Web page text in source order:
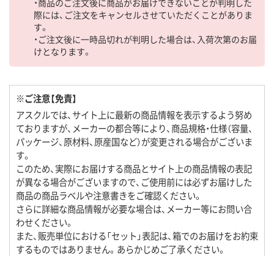
際には、ご注文をキャンセルさせていただくことがありま
す。
・ご注文後に一時品切れが判明した場合は、入荷次第のお届
けとなります。
※ご注意【免責】
アスクルでは、サイト上に最新の商品情報を表示するよう努め
ておりますが、メーカーの都合等により、商品規格・仕様（容量、
パッケージ、原材料、原産国など）が変更される場合がございま
す。
このため、実際にお届けする商品とサイト上の商品情報の表記
が異なる場合がございますので、ご使用前には必ずお届けした
商品の商品ラベルや注意書きをご確認ください。
さらに詳細な商品情報が必要な場合は、メーカー等にお問い合
わせください。
また、販売単位における「セット」表記は、箱でのお届けをお約束
するものではありません。あらかじめご了承ください。